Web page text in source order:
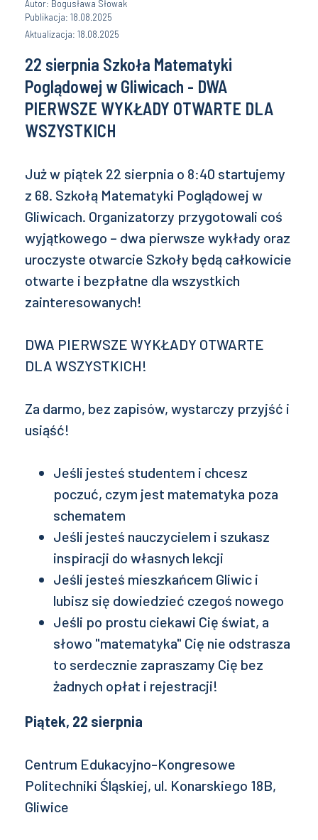
Autor: Bogusława Słowak
Publikacja: 18.08.2025
Aktualizacja: 18.08.2025
22 sierpnia Szkoła Matematyki
Poglądowej w Gliwicach - DWA
PIERWSZE WYKŁADY OTWARTE DLA
WSZYSTKICH
Już w piątek 22 sierpnia o 8:40 startujemy
z 68. Szkołą Matematyki Poglądowej w
Gliwicach. Organizatorzy przygotowali coś
wyjątkowego – dwa pierwsze wykłady oraz
uroczyste otwarcie Szkoły będą całkowicie
otwarte i bezpłatne dla wszystkich
zainteresowanych!
DWA PIERWSZE WYKŁADY OTWARTE
DLA WSZYSTKICH!
Za darmo, bez zapisów, wystarczy przyjść i
usiąść!
Jeśli jesteś studentem i chcesz
poczuć, czym jest matematyka poza
schematem
Jeśli jesteś nauczycielem i szukasz
inspiracji do własnych lekcji
Jeśli jesteś mieszkańcem Gliwic i
lubisz się dowiedzieć czegoś nowego
Jeśli po prostu ciekawi Cię świat, a
słowo "matematyka" Cię nie odstrasza
to serdecznie zapraszamy Cię bez
żadnych opłat i rejestracji!
Piątek, 22 sierpnia
Centrum Edukacyjno-Kongresowe
Politechniki Śląskiej, ul. Konarskiego 18B,
Gliwice